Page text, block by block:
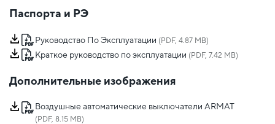
Паспорта и РЭ
Руководство По Эксплуатации (PDF, 4.87 MB)
Краткое руководство по эксплуатации (PDF, 7.42 MB)
Дополнительные изображения
Воздушные автоматические выключатели ARMAT
(PDF, 8.15 MB)